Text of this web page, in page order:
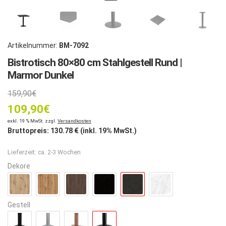
Artikelnummer: BM-7092
Bistrotisch 80×80 cm Stahlgestell Rund |
Marmor Dunkel
159,90€Ursprünglicher
Preis
war:
159,90€
109,90€
Aktueller
Preis
ist:
109,90€.
exkl. 19 % MwSt. zzgl. Versandkosten
Bruttopreis: 130.78 € (inkl. 19% MwSt.)
Lieferzeit: ca. 2-3 Wochen
Dekore
Gestell